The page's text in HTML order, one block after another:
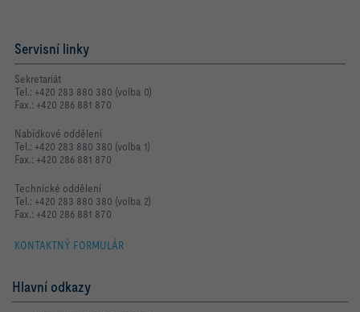
Servisní linky
Sekretariát
Tel.: +420 283 880 380 (volba 0)
Fax.: +420 286 881 870
Nabídkové oddělení
Tel.: +420 283 880 380 (volba 1)
Fax.: +420 286 881 870
Technické oddělení
Tel.: +420 283 880 380 (volba 2)
Fax.: +420 286 881 870
KONTAKTNÝ FORMULÁR
Hlavní odkazy